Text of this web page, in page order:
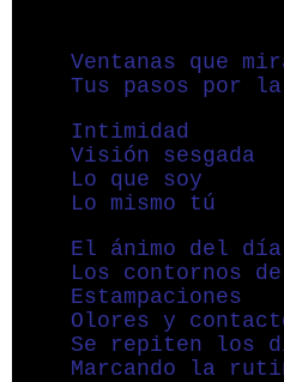
Ventanas que
Tus pasos por
Intimidad
Visión sesgada
Lo que soy
Lo mismo tú
El ánimo del día
Los contornos
Estampaciones
Olores y
Se repiten los
Marcando la